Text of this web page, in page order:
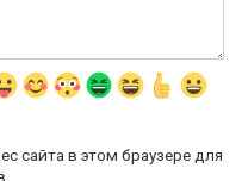
сайта в этом браузере для